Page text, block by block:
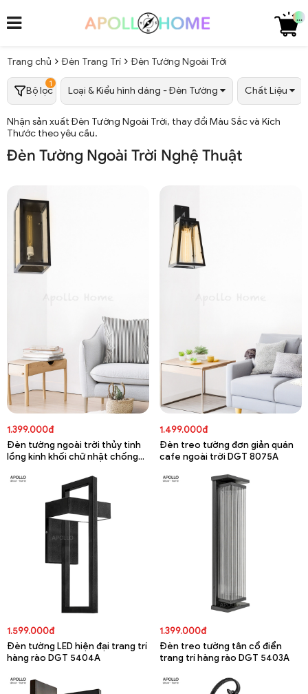
...
Trang chủ Đèn Trang Trí Đèn Tường Ngoài Trời
Bộ lọc
1
Loại & Kiểu hình dáng - Đèn Tường Chất Liệu
Nhận sản xuất Đèn Tường Ngoài Trời, thay đổi Màu Sắc và Kích
Thước theo yêu cầu.
Đèn Tường Ngoài Trời Nghệ Thuật
1.399.000đ
Đèn tường ngoài trời thủy tinh
lồng kính khối chữ nhật chống
1.499.000đ
Đèn treo tường đơn giản quán
cafe ngoài trời DGT 8075A
1.599.000đ
Đèn tường LED hiện đại trang trí
hàng rào DGT 5404A
1.399.000đ
Đèn treo tường tân cổ điển
trang trí hàng rào DGT 5403A